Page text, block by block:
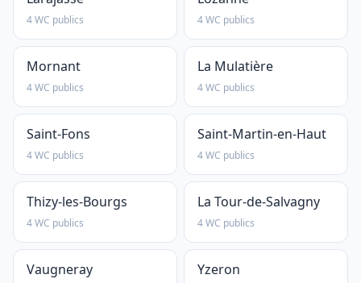
4 WC publics 4 WC publics
Mornant
4 WC publics
La Mulatière
4 WC publics
Saint-Fons
4 WC publics
Saint-Martin-en-Haut
4 WC publics
Thizy-les-Bourgs
4 WC publics
La Tour-de-Salvagny
4 WC publics
Vaugneray Yzeron